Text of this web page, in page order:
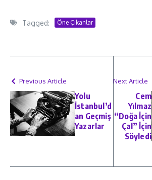
Tagged: Öne Çıkanlar
Previous Article
Yolu
İstanbul’d
an Geçmiş
Yazarlar
Next Article
Cem
Yılmaz
“Doğa İçin
Çal” İçin
Söyledi